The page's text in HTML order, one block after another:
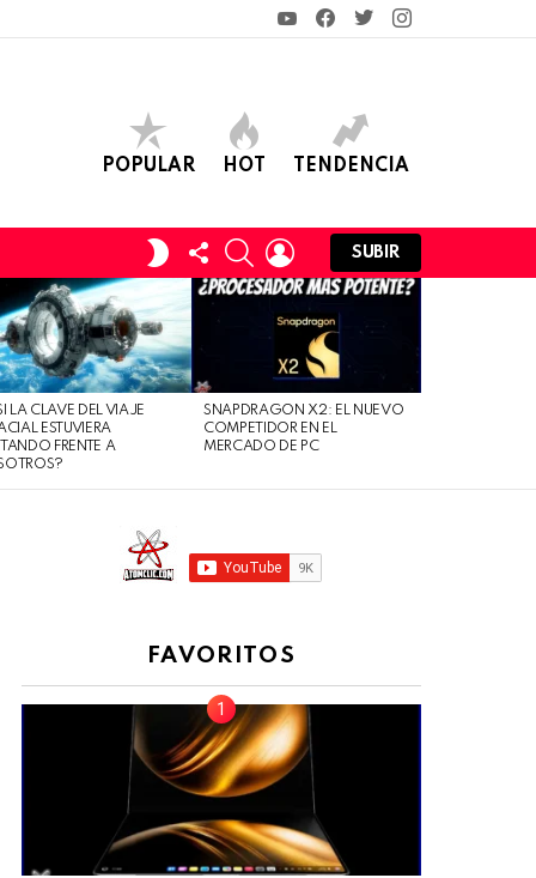
YouTubeFacebook
TwitterInstagram
POPULAR HOT TENDENCIA
SWITCH
SKIN
FOLLOW
US
SEARCHLOGIN
SUBIR
LA CLAVE DEL VIAJE
ESTUVIERA
FRENTE A
SNAPDRAGON X2: EL NUEVO
COMPETIDOR EN EL
MERCADO DE PC
FAVORITOS